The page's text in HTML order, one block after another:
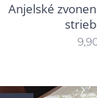
Anjelské